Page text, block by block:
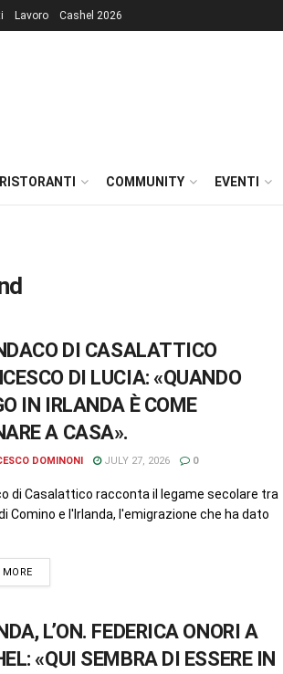
Lavoro Cashel 2026
RISTORANTI COMMUNITY EVENTI
DI CASALATTICO
DI LUCIA: «QUANDO
IN IRLANDA È COME
A CASA».
DOMINONI JULY 27, 2026 0
di Casalattico racconta il legame secolare tra
Comino e l'Irlanda, l'emigrazione che ha dato
MORE
L’ON. FEDERICA ONORI A
«QUI SEMBRA DI ESSERE IN